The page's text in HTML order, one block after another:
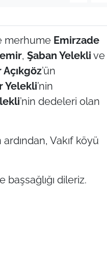
merhume Emirzade
, Şaban Yelekli ve
’ün
Yelekli’nin
’nin dedeleri olan
Vakıf köyü
başsağlığı dileriz.